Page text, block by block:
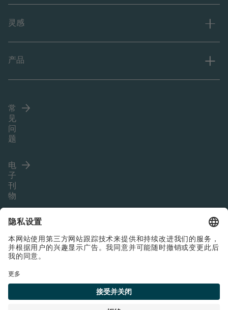
灵感
产品
常
见
问
题
电
子
刊
物
Language (ZH)
一般业务条款和条件 Cookies